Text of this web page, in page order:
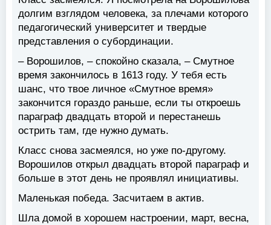
долгим взглядом человека, за плечами которого
педагогический университет и твердые
представления о субординации.
– Ворошилов, – спокойно сказала, – Смутное
время закончилось в 1613 году. У тебя есть
шанс, что твое личное «Смутное время»
закончится гораздо раньше, если ты откроешь
параграф двадцать второй и перестанешь
острить там, где нужно думать.
Класс снова засмеялся, но уже по-другому.
Ворошилов открыл двадцать второй параграф и
больше в этот день не проявлял инициативы.
Маленькая победа. Засчитаем в актив.
Шла домой в хорошем настроении, март, весна,